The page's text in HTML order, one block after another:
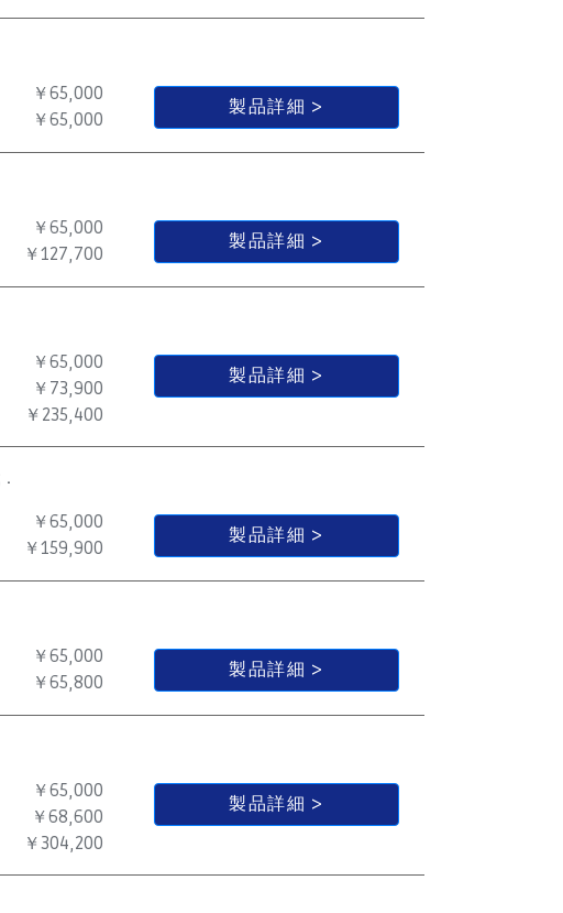
￥65,000
￥65,000
製品詳細
￥65,000
￥127,700
製品詳細
￥65,000
￥73,900
￥235,400
製品詳細
.
￥65,000
￥159,900
製品詳細
￥65,000
￥65,800
製品詳細
￥65,000
￥68,600
￥304,200
製品詳細